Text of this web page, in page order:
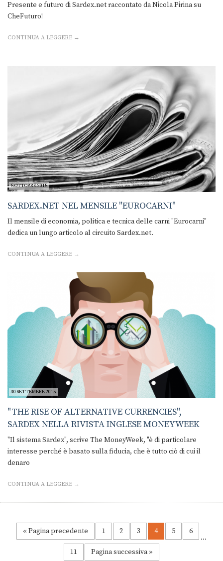
Presente e futuro di Sardex.net raccontato da Nicola Pirina su
CheFuturo!
CONTINUA A LEGGERE →
5 OTTOBRE 2015
SARDEX.NET NEL MENSILE "EUROCARNI"
Il mensile di economia, politica e tecnica delle carni "Eurocarni"
dedica un lungo articolo al circuito Sardex.net.
CONTINUA A LEGGERE →
30 SETTEMBRE 2015
"THE RISE OF ALTERNATIVE CURRENCIES",
SARDEX NELLA RIVISTA INGLESE MONEYWEEK
"Il sistema Sardex", scrive The MoneyWeek, "è di particolare
interesse perché è basato sulla fiducia, che è tutto ciò di cui il
denaro
CONTINUA A LEGGERE →
« Pagina precedente 1 2 3 4 5 6
…
11
Pagina successiva »